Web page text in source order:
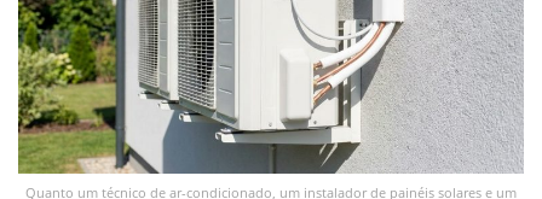
Quanto um técnico de ar-condicionado, um instalador de painéis solares e um